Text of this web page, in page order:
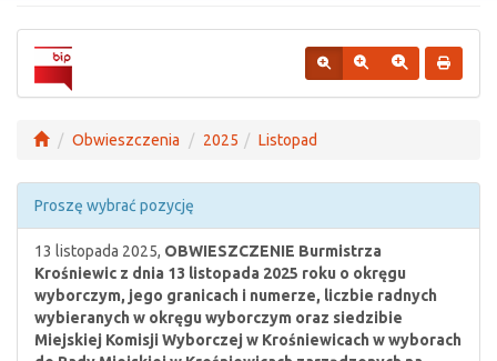
Obwieszczenia 2025 Listopad
Proszę wybrać pozycję
13 listopada 2025, OBWIESZCZENIE Burmistrza
Krośniewic z dnia 13 listopada 2025 roku o okręgu
wyborczym, jego granicach i numerze, liczbie radnych
wybieranych w okręgu wyborczym oraz siedzibie
Miejskiej Komisji Wyborczej w Krośniewicach w wyborach